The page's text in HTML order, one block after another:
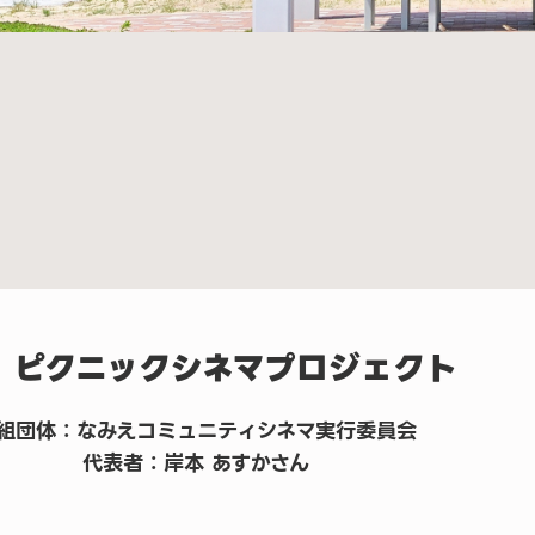
クニックシネマプロジェクト
団体：なみえコミュニティシネマ実行委員会
代表者：岸本 あすかさん